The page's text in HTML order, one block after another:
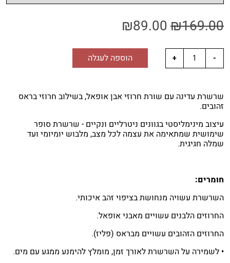
₪169.00
₪89.00
הוספה לעגלה
שרשרת עדינה עם שורת חרוזי אבן אופאל, בשילוב חרוזי בראס
זהובים.
עיצוב מינימליסטי בגוונים ניטרליים ונקיים - שרשרת סופר
שימושית שמתאימה את עצמה לכל מצב, מלבוש יומיומי ועד
שמלה חגיגית.
חומרים:
השרשרת עשויה מנחושת בציפוי זהב איכותי.
החרוזים הלבנים עשויים מאבני אופאל.
החרוזים הזהובים עשויים מבראס (פליז).
• לשמירה על השרשרת לאורך זמן, מומלץ להימנע ממגע עם מים.